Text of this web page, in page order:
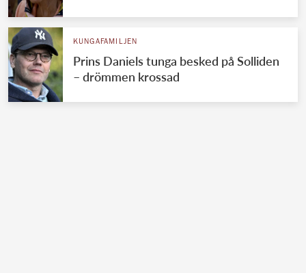
KUNGAFAMILJEN
Prins Daniels tunga besked på Solliden
– drömmen krossad